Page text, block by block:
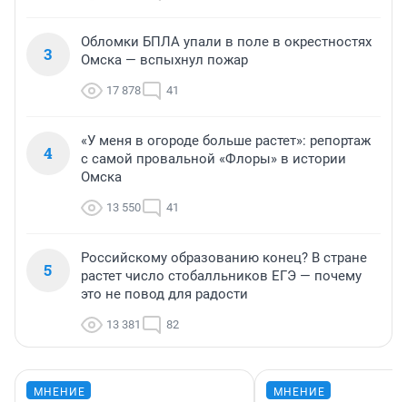
3
Обломки БПЛА упали в поле в окрестностях
Омска — вспыхнул пожар
17 878 41
4
«У меня в огороде больше растет»: репортаж
с самой провальной «Флоры» в истории
Омска
13 550 41
5
Российскому образованию конец? В стране
растет число стобалльников ЕГЭ — почему
это не повод для радости
13 381 82
МНЕНИЕ МНЕНИЕ